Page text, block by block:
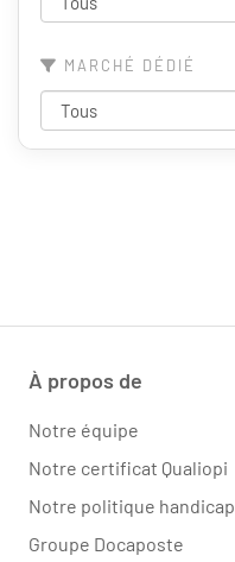
MARCHÉ DÉDIÉ
À propos de
Notre équipe
Notre certificat Qualiopi
Notre politique handicap
Groupe Docaposte